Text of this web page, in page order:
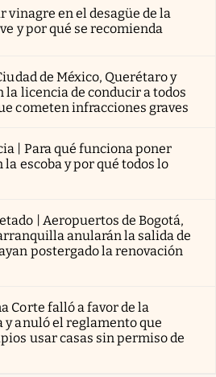
vinagre en el desagüe de la
y por qué se recomienda
de México, Querétaro y
la licencia de conducir a todos
cometen infracciones graves
| Para qué funciona poner
escoba y por qué todos lo
| Aeropuertos de Bogotá,
anularán la salida de
postergado la renovación
Corte falló a favor de la
y anuló el reglamento que
usar casas sin permiso de